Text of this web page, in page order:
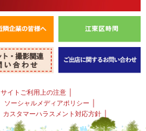
サイトご利用上の注意 ｜
ソーシャルメディアポリシー ｜
カスタマーハラスメント対応方針｜